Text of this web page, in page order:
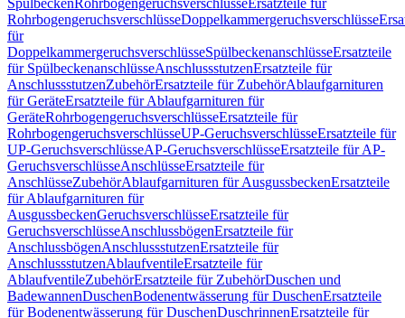
SpülbeckenRohrbogengeruchsverschlüsseErsatzteile für
RohrbogengeruchsverschlüsseDoppelkammergeruchsverschlüsse
für
DoppelkammergeruchsverschlüsseSpülbeckenanschlüsseErsatzteile
für SpülbeckenanschlüsseAnschlussstutzenErsatzteile für
AnschlussstutzenZubehörErsatzteile für ZubehörAblaufgarnituren
für GeräteErsatzteile für Ablaufgarnituren für
GeräteRohrbogengeruchsverschlüsseErsatzteile für
RohrbogengeruchsverschlüsseUP-GeruchsverschlüsseErsatzteile für
UP-GeruchsverschlüsseAP-GeruchsverschlüsseErsatzteile für AP-
GeruchsverschlüsseAnschlüsseErsatzteile für
AnschlüsseZubehörAblaufgarnituren für AusgussbeckenErsatzteile
für Ablaufgarnituren für
AusgussbeckenGeruchsverschlüsseErsatzteile für
GeruchsverschlüsseAnschlussbögenErsatzteile für
AnschlussbögenAnschlussstutzenErsatzteile für
AnschlussstutzenAblaufventileErsatzteile für
AblaufventileZubehörErsatzteile für ZubehörDuschen und
BadewannenDuschenBodenentwässerung für DuschenErsatzteile
für Bodenentwässerung für DuschenDuschrinnenErsatzteile für